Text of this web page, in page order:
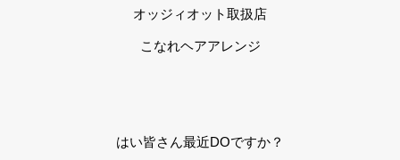
オッジィオット取扱店
こなれヘアアレンジ
はい皆さん最近DOですか？